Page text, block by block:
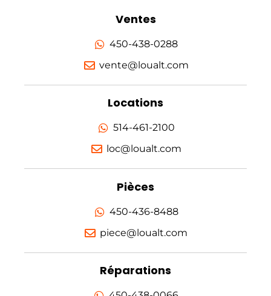
Ventes
450-438-0288
vente@loualt.com
Locations
514-461-2100
loc@loualt.com
Pièces
450-436-8488
piece@loualt.com
Réparations